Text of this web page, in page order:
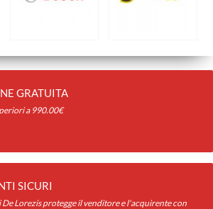
GRATUITA
a 990.00€
SICURI
Lorezis protegge il venditore e l'acquirente con